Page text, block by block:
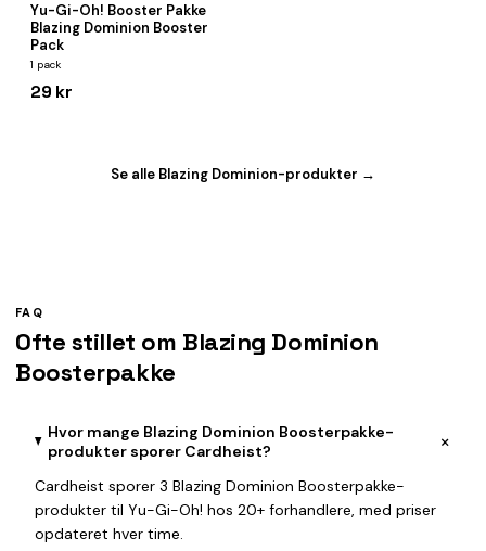
Yu-Gi-Oh! Booster Pakke
Blazing Dominion Booster
Pack
1 pack
29 kr
Se alle Blazing Dominion-produkter →
FAQ
Ofte stillet om Blazing Dominion
Boosterpakke
Hvor mange Blazing Dominion Boosterpakke-
produkter sporer Cardheist?
+
Cardheist sporer 3 Blazing Dominion Boosterpakke-
produkter til Yu-Gi-Oh! hos 20+ forhandlere, med priser
opdateret hver time.